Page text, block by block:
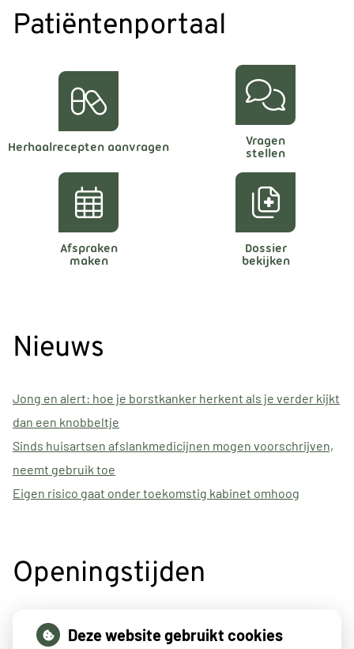
Patiëntenportaal
Herhaalrecepten aanvragen
Vragen
stellen
Afspraken
maken
Dossier
bekijken
Nieuws
Jong en alert: hoe je borstkanker herkent als je verder kijkt
dan een knobbeltje
Sinds huisartsen afslankmedicijnen mogen voorschrijven,
neemt gebruik toe
Eigen risico gaat onder toekomstig kabinet omhoog
Openingstijden
Maandag:
14:30tot
- 17:00
Deze website gebruikt cookies